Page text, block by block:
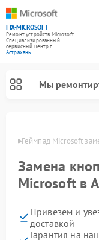
FIX-MICROSOFT
Ремонт устройств Microsoft
Специализированный
cервисный центр г.
Астрахань
Мы
Геймпад Microsoft
Замена
Microsoft в
Привезем и
доставкой
Гарантия на